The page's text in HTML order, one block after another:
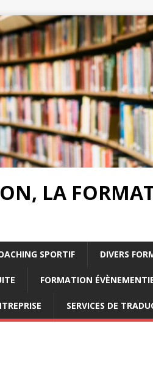
LA
SPORTIF DIVERS
FORMATION
SERVICES DE